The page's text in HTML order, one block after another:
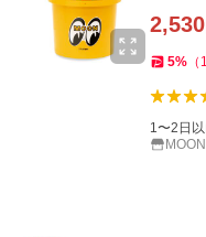
2,530
5% （
1〜2日